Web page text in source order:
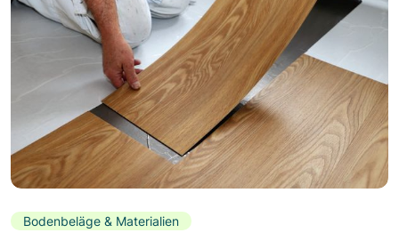
Bodenbeläge & Materialien